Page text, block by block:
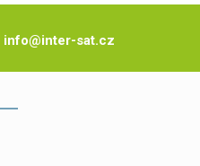
info@inter-sat.cz